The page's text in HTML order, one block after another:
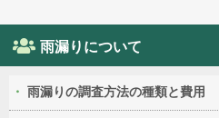
雨漏りについて
雨漏りの調査方法の種類と費用